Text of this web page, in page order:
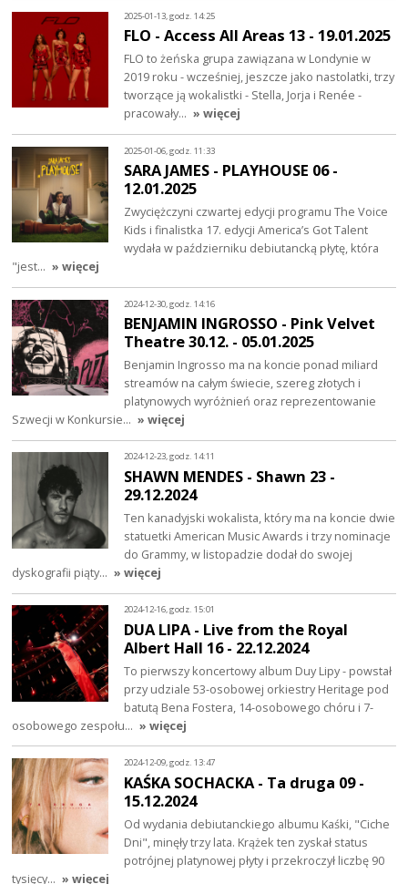
2025-01-13, godz. 14:25
FLO - Access All Areas 13 - 19.01.2025
FLO to żeńska grupa zawiązana w Londynie w
2019 roku - wcześniej, jeszcze jako nastolatki, trzy
tworzące ją wokalistki - Stella, Jorja i Renée -
pracowały… » więcej
2025-01-06, godz. 11:33
SARA JAMES - PLAYHOUSE 06 -
12.01.2025
Zwyciężczyni czwartej edycji programu The Voice
Kids i finalistka 17. edycji America’s Got Talent
wydała w październiku debiutancką płytę, która
"jest… » więcej
2024-12-30, godz. 14:16
BENJAMIN INGROSSO - Pink Velvet
Theatre 30.12. - 05.01.2025
Benjamin Ingrosso ma na koncie ponad miliard
streamów na całym świecie, szereg złotych i
platynowych wyróżnień oraz reprezentowanie
Szwecji w Konkursie… » więcej
2024-12-23, godz. 14:11
SHAWN MENDES - Shawn 23 -
29.12.2024
Ten kanadyjski wokalista, który ma na koncie dwie
statuetki American Music Awards i trzy nominacje
do Grammy, w listopadzie dodał do swojej
dyskografii piąty… » więcej
2024-12-16, godz. 15:01
DUA LIPA - Live from the Royal
Albert Hall 16 - 22.12.2024
To pierwszy koncertowy album Duy Lipy - powstał
przy udziale 53-osobowej orkiestry Heritage pod
batutą Bena Fostera, 14-osobowego chóru i 7-
osobowego zespołu… » więcej
2024-12-09, godz. 13:47
KAŚKA SOCHACKA - Ta druga 09 -
15.12.2024
Od wydania debiutanckiego albumu Kaśki, "Ciche
Dni", minęły trzy lata. Krążek ten zyskał status
potrójnej platynowej płyty i przekroczył liczbę 90
tysięcy… » więcej